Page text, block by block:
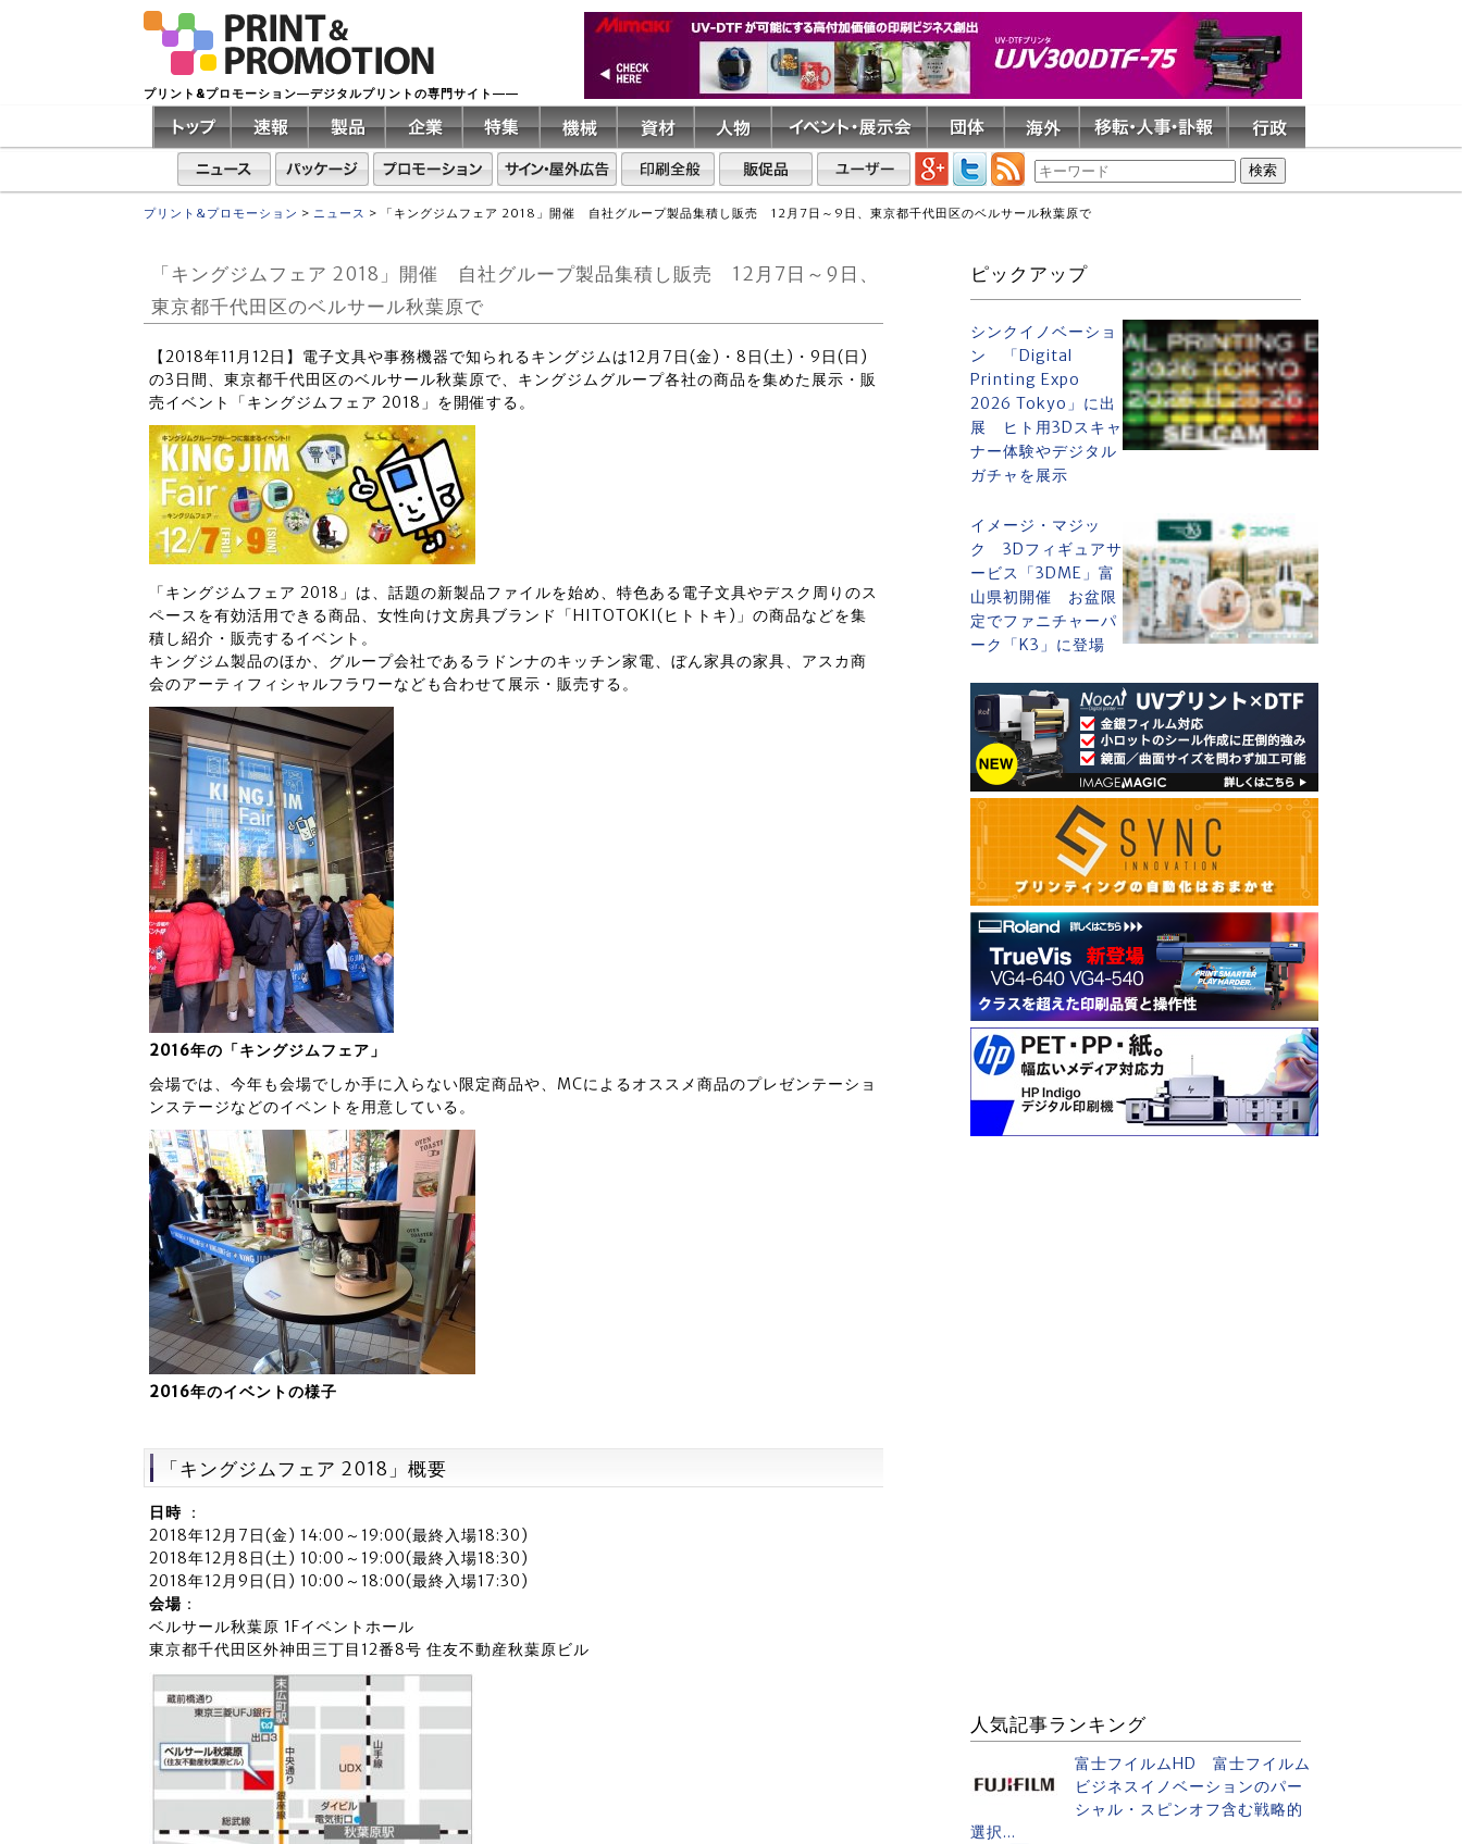
プリント&プロモーション―デジタルプリントの専門サイト――
プリント&プロモーション > ニュース > 「キングジムフェア 2018」開催 自社グループ製品集積し販売 12月7日～9日、東京都千代田区のベルサール秋葉原で
「キングジムフェア 2018」開催 自社グループ製品集積し販売 12月7日～9日、
東京都千代田区のベルサール秋葉原で
【2018年11月12日】電子文具や事務機器で知られるキングジムは12月7日(金)・8日(土)・9日(日)
の3日間、東京都千代田区のベルサール秋葉原で、キングジムグループ各社の商品を集めた展示・販
売イベント「キングジムフェア 2018」を開催する。
「キングジムフェア 2018」は、話題の新製品ファイルを始め、特色ある電子文具やデスク周りのス
ペースを有効活用できる商品、女性向け文房具ブランド「HITOTOKI(ヒトトキ)」の商品などを集
積し紹介・販売するイベント。
キングジム製品のほか、グループ会社であるラドンナのキッチン家電、ぼん家具の家具、アスカ商
会のアーティフィシャルフラワーなども合わせて展示・販売する。
2016年の「キングジムフェア」
会場では、今年も会場でしか手に入らない限定商品や、MCによるオススメ商品のプレゼンテーショ
ンステージなどのイベントを用意している。
2016年のイベントの様子
「キングジムフェア 2018」概要
日時 ：
2018年12月7日(金) 14:00～19:00(最終入場18:30)
2018年12月8日(土) 10:00～19:00(最終入場18:30)
2018年12月9日(日) 10:00～18:00(最終入場17:30)
会場 ：
ベルサール秋葉原 1Fイベントホール
東京都千代田区外神田三丁目12番8号 住友不動産秋葉原ビル
ピックアップ
シンクイノベーショ
ン 「Digital
Printing Expo
2026 Tokyo」に出
展 ヒト用3Dスキャ
ナー体験やデジタル
ガチャを展示
イメージ・マジッ
ク 3Dフィギュアサ
ービス「3DME」富
山県初開催 お盆限
定でファニチャーパ
ーク「K3」に登場
人気記事ランキング
富士フイルムHD 富士フイルム
ビジネスイノベーションのパー
シャル・スピンオフ含む戦略的
選択...